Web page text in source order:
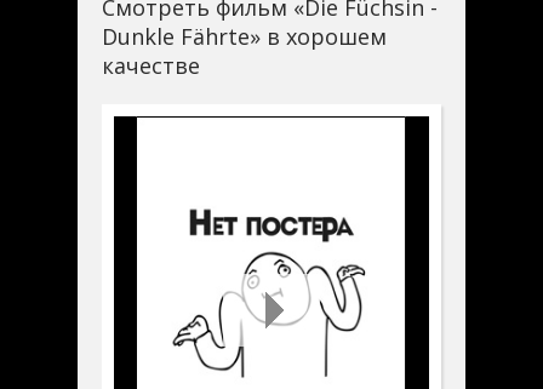
Смотреть фильм «Die Füchsin -
Dunkle Fährte» в хорошем
качестве